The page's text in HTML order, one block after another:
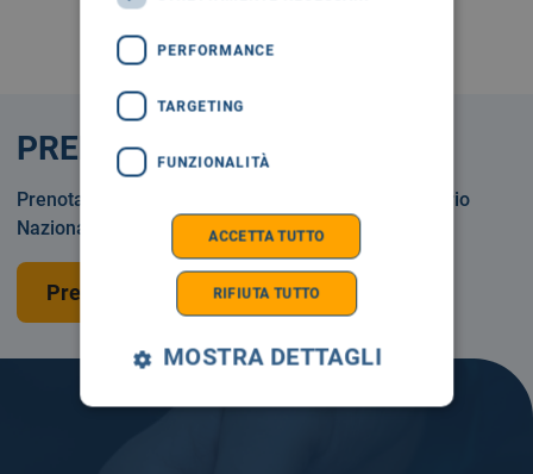
PRENOTA
Prenotare una visita o un esame in Servizio Sanitario
Nazionale o privatamente.
Prenota una visita
PERFORMANCE
TARGETING
FUNZIONALITÀ
ACCETTA TUTTO
RIFIUTA TUTTO
MOSTRA DETTAGLI